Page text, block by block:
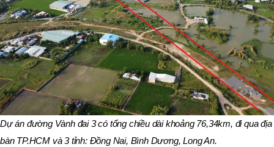
Dự án đường Vành đai 3 có tổng chiều dài khoảng 76,34km, đi qua địa
bàn TP.HCM và 3 tỉnh: Đồng Nai, Bình Dương, Long An.